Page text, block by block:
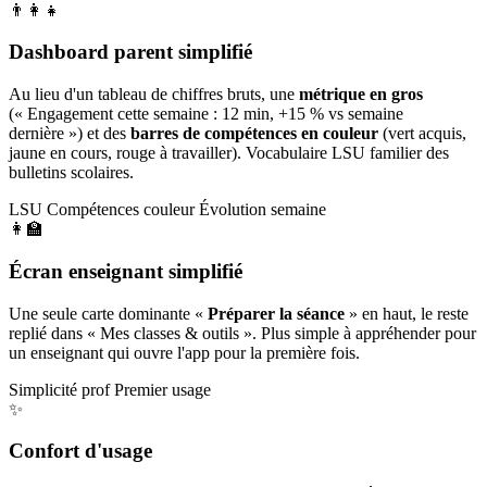
👨‍👩‍👧
Dashboard parent simplifié
Au lieu d'un tableau de chiffres bruts, une métrique en gros
(« Engagement cette semaine : 12 min, +15 % vs semaine
dernière ») et des barres de compétences en couleur (vert acquis,
jaune en cours, rouge à travailler). Vocabulaire LSU familier des
bulletins scolaires.
LSU Compétences couleur Évolution semaine
👩‍🏫
Écran enseignant simplifié
Une seule carte dominante « Préparer la séance » en haut, le reste
replié dans « Mes classes & outils ». Plus simple à appréhender pour
un enseignant qui ouvre l'app pour la première fois.
Simplicité prof Premier usage
✨
Confort d'usage